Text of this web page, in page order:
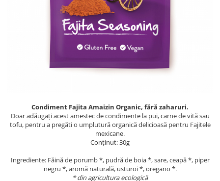
CEAIURI GRECEȘTI
CIOCOLATĂ ȘI CACAO
HEALTHY SNACKS
SUPERALIMENTE
COSMETICE
REMEDII NATURISTE
Condiment Fajita Amaizin Organic, fără zaharuri.
Doar adăugați acest amestec de condimente la pui, carne de vită sau
tofu, pentru a pregăti o umplutură organică delicioasă pentru Fajitele
mexicane.
Conținut: 30g
Ingrediente: Făină de porumb *, pudră de boia *, sare, ceapă *, piper
negru *, aromă naturală, usturoi *, oregano *.
* din agricultura ecologică